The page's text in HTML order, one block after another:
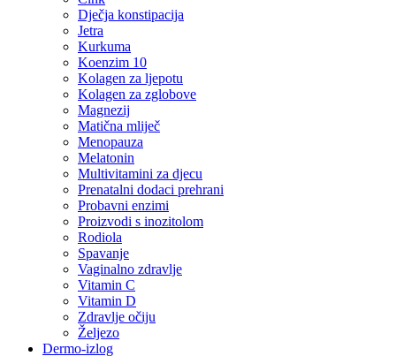
Dječja konstipacija
Jetra
Kurkuma
Koenzim 10
Kolagen za ljepotu
Kolagen za zglobove
Magnezij
Matična mliječ
Menopauza
Melatonin
Multivitamini za djecu
Prenatalni dodaci prehrani
Probavni enzimi
Proizvodi s inozitolom
Rodiola
Spavanje
Vaginalno zdravlje
Vitamin C
Vitamin D
Zdravlje očiju
Željezo
Dermo-izlog